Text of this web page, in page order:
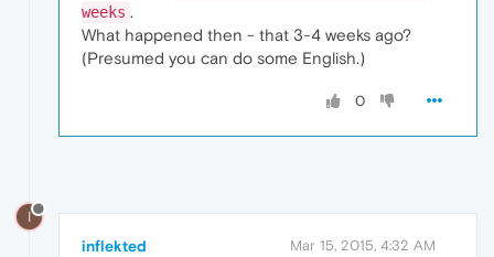
weeks .
What happened then - that 3-4 weeks ago?
(Presumed you can do some English.)
0
I
inflekted Mar 15, 2015, 4:32 AM